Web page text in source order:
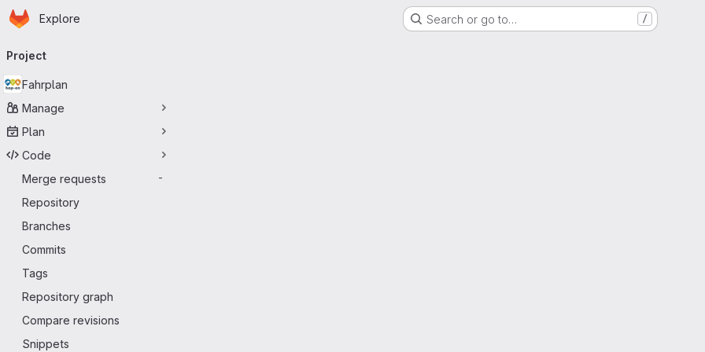
Skip to main content
Homepage
Explore Search or go to… /
navigation
Project
Fahrplan
Manage
Plan
Code
Merge requests
-
Repository
Branches
Commits
Tags
Repository graph
Compare revisions
Snippets